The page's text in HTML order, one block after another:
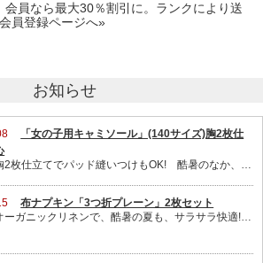
会員なら最大30％割引に。ランクにより送
員登録ページへ»
お知らせ
「女の子用キャミソール」(140サイズ)胸2枚仕
【再販】胸2枚仕立てでパッド縫いつけもOK! 酷暑のなか、汗もサラサラにしてくれる肌着として、通学にもオススメ!【140 サイズ】を再販させていただきました。アジャスターで肩紐の長さを調整できるので、お子さんの体型による個人差にも対応します。全サイズともに、お得な2枚セットもご用意しました!
布ナプキン「3つ折プレーン」2枚セット